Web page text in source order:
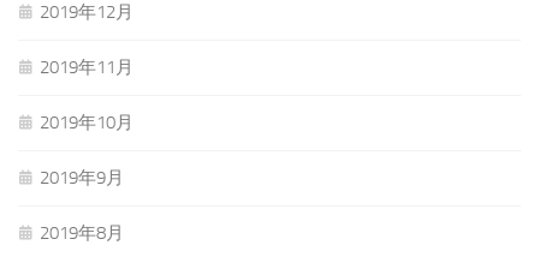
2019年12月
2019年11月
2019年10月
2019年9月
2019年8月